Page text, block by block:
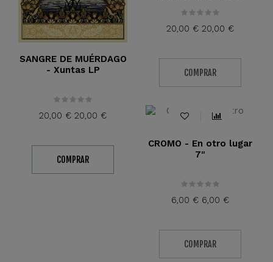
SANGRE DE MUÉRDAGO
- Xuntas LP
20,00 € 20,00 €
COMPRAR
20,00 € 20,00 €
COMPRAR
CROMO - En otro lugar
7"
6,00 € 6,00 €
COMPRAR